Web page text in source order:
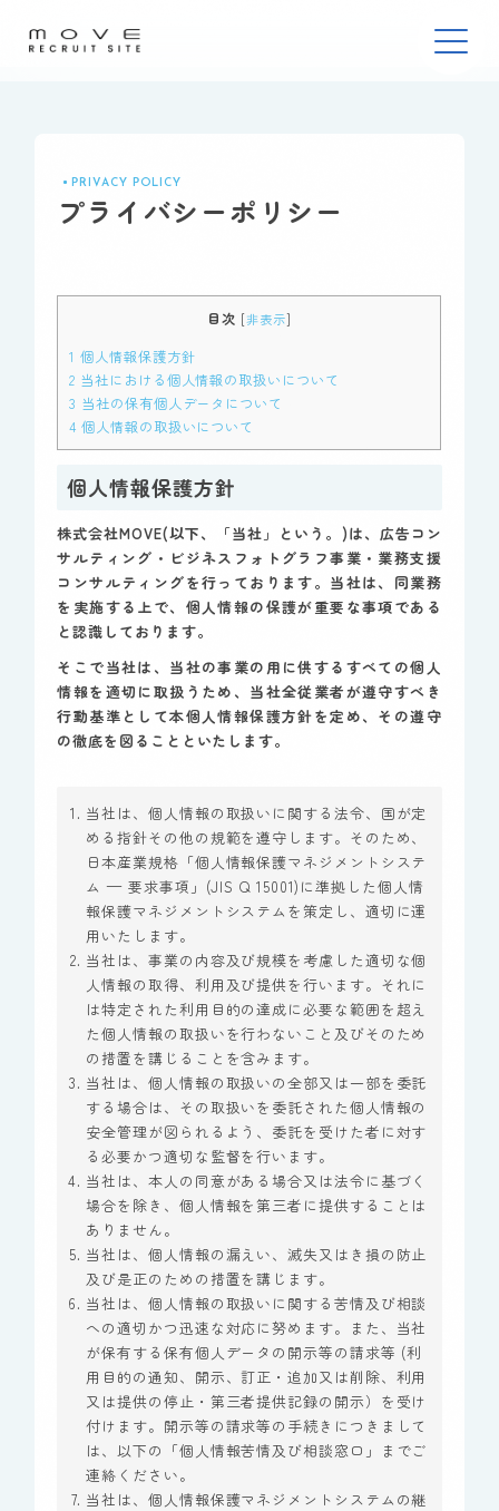
PRIVACY POLICY
プライバシーポリシー
目次 [非表示]
1 個人情報保護方針
2 当社における個人情報の取扱いについて
3 当社の保有個人データについて
4 個人情報の取扱いについて
個人情報保護方針
株式会社MOVE(以下、「当社」という。)は、広告コン
サルティング・ビジネスフォトグラフ事業・業務支援
コンサルティングを行っております。当社は、同業務
を実施する上で、個人情報の保護が重要な事項である
と認識しております。
そこで当社は、当社の事業の用に供するすべての個人
情報を適切に取扱うため、当社全従業者が遵守すべき
行動基準として本個人情報保護方針を定め、その遵守
の徹底を図ることといたします。
当社は、個人情報の取扱いに関する法令、国が定
める指針その他の規範を遵守します。そのため、
日本産業規格「個人情報保護マネジメントシステ
ム — 要求事項」(JIS Q 15001)に準拠した個人情
報保護マネジメントシステムを策定し、適切に運
用いたします。
当社は、事業の内容及び規模を考慮した適切な個
人情報の取得、利用及び提供を行います。それに
は特定された利用目的の達成に必要な範囲を超え
た個人情報の取扱いを行わないこと及びそのため
の措置を講じることを含みます。
当社は、個人情報の取扱いの全部又は一部を委託
する場合は、その取扱いを委託された個人情報の
安全管理が図られるよう、委託を受けた者に対す
る必要かつ適切な監督を行います。
当社は、本人の同意がある場合又は法令に基づく
場合を除き、個人情報を第三者に提供することは
ありません。
当社は、個人情報の漏えい、滅失又はき損の防止
及び是正のための措置を講じます。
当社は、個人情報の取扱いに関する苦情及び相談
への適切かつ迅速な対応に努めます。また、当社
が保有する保有個人データの開示等の請求等 (利
用目的の通知、開示、訂正・追加又は削除、利用
又は提供の停止・第三者提供記録の開示）を受け
付けます。開示等の請求等の手続きにつきまして
は、以下の「個人情報苦情及び相談窓口」までご
連絡ください。
当社は、個人情報保護マネジメントシステムの継